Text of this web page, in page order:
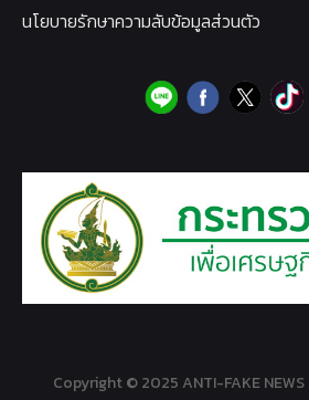
นโยบายรักษาความลับข้อมูลส่วนตัว
Copyright © 2025 ANTI-FAKE NEWS